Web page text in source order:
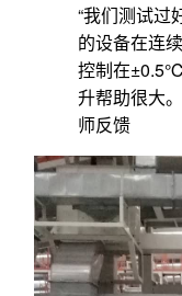
“我们测试过
的设备在连
控制在
升帮助很大
师反馈